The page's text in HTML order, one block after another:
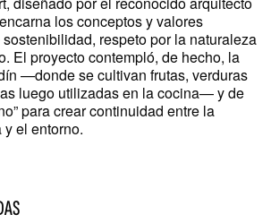
los conceptos y valores
respeto por la naturaleza
El proyecto contempló, de hecho, la
—donde se cultivan frutas, verduras
luego utilizadas en la cocina— y de
para crear continuidad entre la
el entorno.